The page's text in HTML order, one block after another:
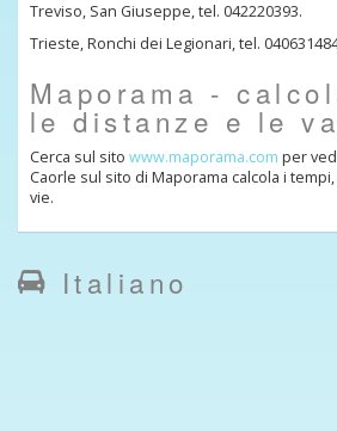
Treviso, San Giuseppe, tel. 042220393.
Trieste, Ronchi dei Legionari, tel.
Maporama -
le distanze e le
Cerca sul sito www.maporama.com per
Caorle sul sito di Maporama calcola i
vie.
Italiano